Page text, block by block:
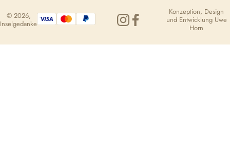
© 2026,
Inselgedanke
Konzeption, Design
und Entwicklung Uwe
Horn